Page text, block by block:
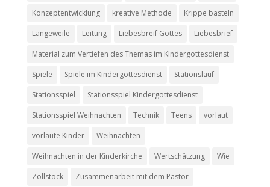
Konzeptentwicklung kreative Methode
Krippe basteln
Langeweile
Leitung Liebesbreif Gottes
Liebesbrief
Material zum Vertiefen des Themas im KIndergottesdienst
Spiele
Spiele im Kindergottesdienst
Stationslauf
Stationsspiel
Stationsspiel Kindergottesdienst
Stationsspiel Weihnachten
Technik Teens
vorlaut
vorlaute Kinder
Weihnachten
Weihnachten in der Kinderkirche
Wertschätzung
Wie
Zollstock
Zusammenarbeit mit dem Pastor